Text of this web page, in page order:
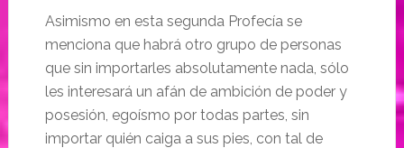
Asimismo en esta segunda Profecía se
menciona que habrá otro grupo de personas
que sin importarles absolutamente nada, sólo
les interesará un afán de ambición de poder y
posesión, egoísmo por todas partes, sin
importar quién caiga a sus pies, con tal de